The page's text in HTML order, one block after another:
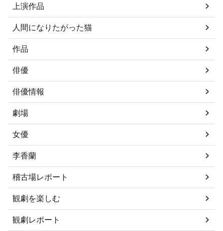
上演作品
人間になりたがった猫
作品
俳優
俳優情報
劇場
女優
李香蘭
稽古場レポート
観劇を楽しむ
観劇レポート